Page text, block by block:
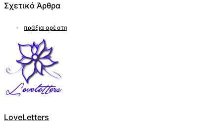
Σχετικά Άρθρα
πράξια αρέστη
LoveLetters